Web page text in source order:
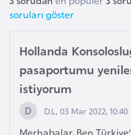
soruları göster
Hollanda
pasaportumu
istiyorum
D.L, 03 Mar 2022, 10:40
Merhabalar, Ben
B
e
i
n
B